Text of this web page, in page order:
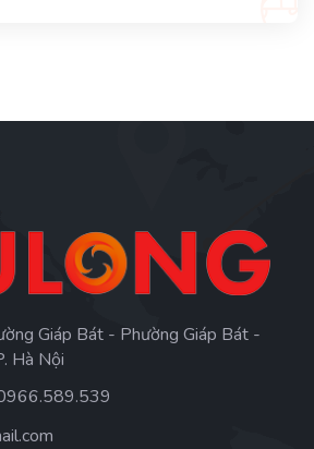
Giáp Bát - Phường Giáp Bát -
Hà Nội